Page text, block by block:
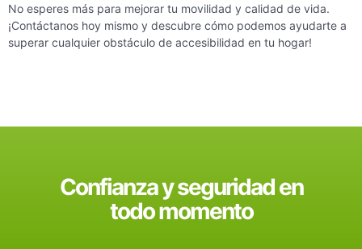
No esperes más para mejorar tu movilidad y calidad de vida.
¡Contáctanos hoy mismo y descubre cómo podemos ayudarte a
superar cualquier obstáculo de accesibilidad en tu hogar!
Confianza y seguridad en
todo momento